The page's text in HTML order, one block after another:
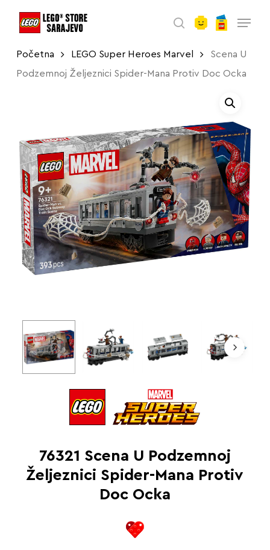
search
Početna LEGO Super Heroes Marvel Scena U
Podzemnoj Željeznici Spider-Mana Protiv Doc Ocka
76321 Scena U Podzemnoj
Željeznici Spider-Mana Protiv
Doc Ocka